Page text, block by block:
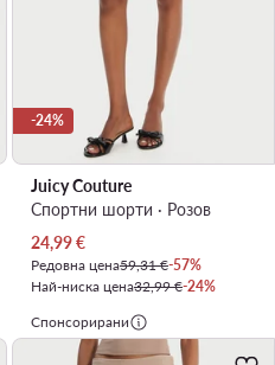
-24%
Juicy Couture
Спортни шорти · Розов
Актуална цена
24,99€
Редовна цена59,31 €-57%
Най-ниска цена32,99 €-24%
Спонсорирани